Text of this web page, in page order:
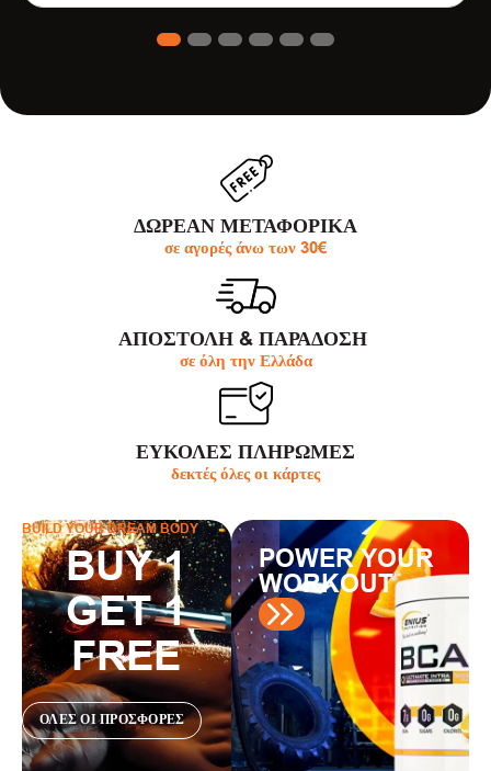
3 4 5 6
ΔΩΡΕΑΝ ΜΕΤΑΦΟΡΙΚΑ
σε αγορές άνω των 30€
ΑΠΟΣΤΟΛΗ & ΠΑΡΆΔΟΣΗ
σε όλη την Ελλάδα
ΕΥΚΟΛΕΣ ΠΛΗΡΩΜΕΣ
δεκτές όλες οι κάρτες
BUILD YOUR DREAM BODY
BUY 1
GET 1
FREE
ΟΛΕΣ ΟΙ ΠΡΟΣΦΟΡΕΣ
POWER YOUR
WORKOUT